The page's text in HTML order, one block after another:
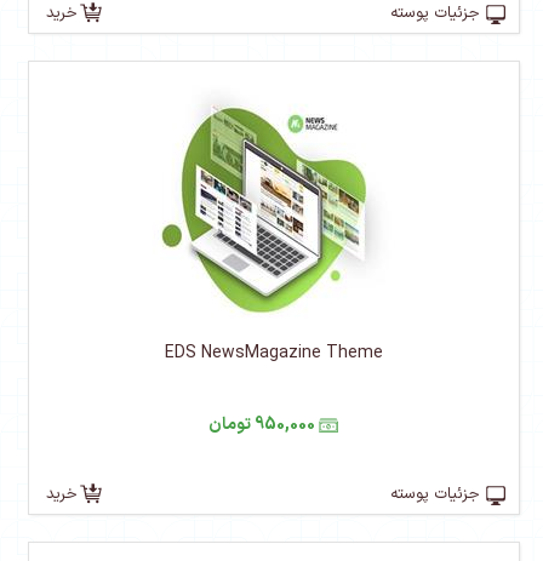
جزئیات پوسته خرید
EDS NewsMagazine Theme
جزئیات پوسته خرید